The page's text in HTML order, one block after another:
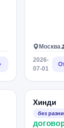
Москва
2026-
07-01
Хинди
без